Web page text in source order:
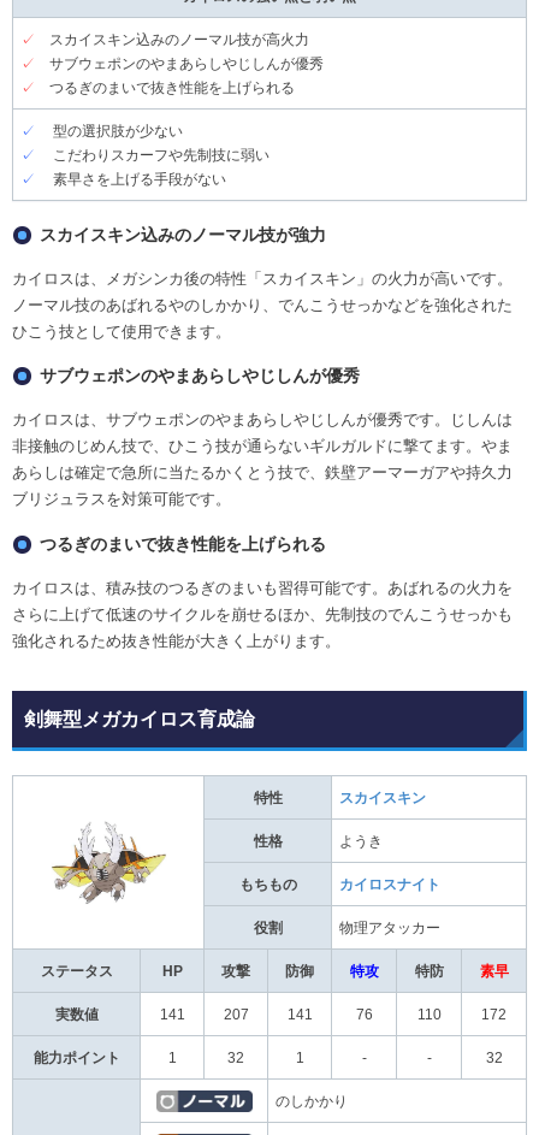
✓ スカイスキン込みのノーマル技が高火力
✓ サブウェポンのやまあらしやじしんが優秀
✓ つるぎのまいで抜き性能を上げられる
✓ 型の選択肢が少ない
✓ こだわりスカーフや先制技に弱い
✓ 素早さを上げる手段がない
スカイスキン込みのノーマル技が強力
カイロスは、メガシンカ後の特性「スカイスキン」の火力が高いです。
ノーマル技のあばれるやのしかかり、でんこうせっかなどを強化された
ひこう技として使用できます。
サブウェポンのやまあらしやじしんが優秀
カイロスは、サブウェポンのやまあらしやじしんが優秀です。じしんは
非接触のじめん技で、ひこう技が通らないギルガルドに撃てます。やま
あらしは確定で急所に当たるかくとう技で、鉄壁アーマーガアや持久力
ブリジュラスを対策可能です。
つるぎのまいで抜き性能を上げられる
カイロスは、積み技のつるぎのまいも習得可能です。あばれるの火力を
さらに上げて低速のサイクルを崩せるほか、先制技のでんこうせっかも
強化されるため抜き性能が大きく上がります。
剣舞型メガカイロス育成論
特性 スカイスキン
性格 ようき
もちもの カイロスナイト
役割 物理アタッカー
ステータス HP 攻撃 防御 特攻 特防 素早
実数値 141 207 141 76 110 172
能力ポイント 1 32 1 - - 32
のしかかり